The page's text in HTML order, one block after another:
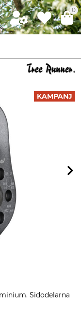
0
KAMPANJ
Sidodelarna